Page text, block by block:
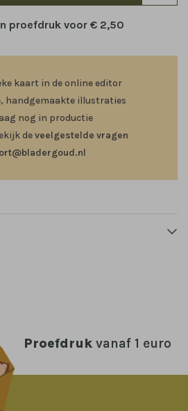
proefdruk voor€ 2,50
kaart in de online editor
handgemaakte illustraties
nog in productie
deveelgestelde vragen
Proefdruk vanaf 1 euro